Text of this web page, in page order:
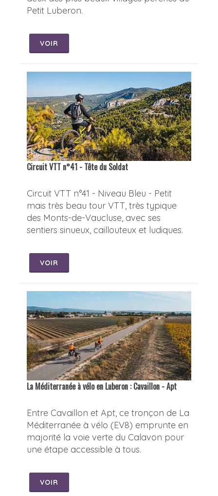
Petit Luberon.
VOIR
Circuit VTT n°41 - Tête du Soldat
Circuit VTT n°41 - Niveau Bleu - Petit
mais très beau tour VTT, très typique
des Monts-de-Vaucluse, avec ses
sentiers sinueux, caillouteux et ludiques.
VOIR
La Méditerranée à vélo en Luberon : Cavaillon - Apt
Entre Cavaillon et Apt, ce tronçon de La
Méditerranée à vélo (EV8) emprunte en
majorité la voie verte du Calavon pour
une étape accessible à tous.
VOIR